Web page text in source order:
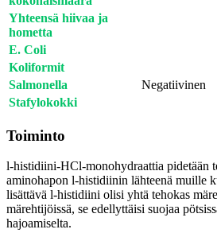
Yhteensä hiivaa ja
hometta
E. Coli
Koliformit
Salmonella
Negatiivinen
Stafylokokki
Toiminto
l-histidiini-HCl-monohydraattia pidetään
aminohapon l-histidiinin lähteenä muille
lisättävä l-histidiini olisi yhtä tehokas
märehtijöissä, se edellyttäisi suojaa
hajoamiselta.